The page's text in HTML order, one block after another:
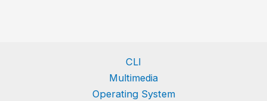
CLI
Multimedia
Operating System